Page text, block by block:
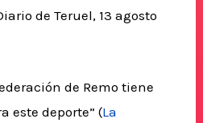
de Teruel, 13 agosto
de Remo tiene
este deporte” (La